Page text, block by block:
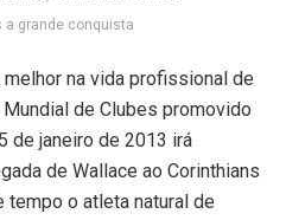
a grande conquista
na vida profissional de
de Clubes promovido
de janeiro de 2013 irá
de Wallace ao Corinthians
o atleta natural de